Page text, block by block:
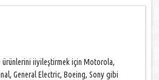
ürünlerini iiyileştirmek için Motorola,
General Electric, Boeing, Sony gibi